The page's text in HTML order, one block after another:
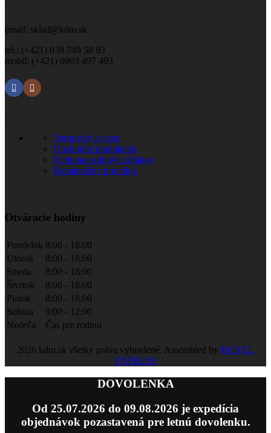
email: sklad@kdm.sk
tel.: (+421) 038 749 58 93
mobil: (+421) 0903 497 403
Vernostný systém
Obchodné podmienky
Ochrana osobných údajov
Reklamačný poriadok
Otváracie hodiny
Pondelok 8:00 - 18:00
Utorok
8:00 - 18:00
Streda
8:00 - 18:00
Štvrtok
8:00 - 18:00
Piatok
8:00 - 18:00
Sobota
9:00 - 12:00
Nedeľa
Čas pre rodinu
2026 kdm.sk všetky práva vyhradené. Assembled by ROYAL
EXPRESS
DOVOLENKA
Od 25.07.2026 do 09.08.2026 je expedícia
objednávok pozastavená pre letnú dovolenku.